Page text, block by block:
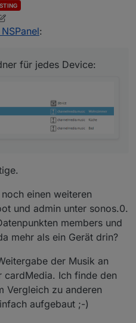
:
für jedes Device:
einen weiteren
und admin unter sonos.0.
members und
mehr als ein Gerät drin?
der Musik an
cardMedia. Ich finde den
Vergleich zu anderen
aufgebaut ;-)